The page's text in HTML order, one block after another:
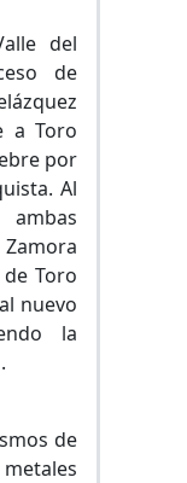
del
de
a Toro
por
Al
Toro
nuevo
la
de